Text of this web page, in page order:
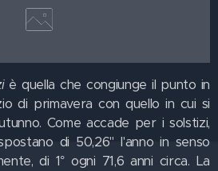
è quella che congiunge il punto in
di primavera con quello in cui si
Come accade per i solstizi,
di 50,26" l'anno in senso
di 1° ogni 71,6 anni circa. La